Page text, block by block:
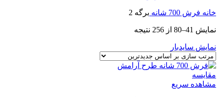
خانه فرش 700 شانه برگه 2
نمایش 41–80 از 256 نتیجه
نمایش سایدبار
مقایسه
مشاهده سریع